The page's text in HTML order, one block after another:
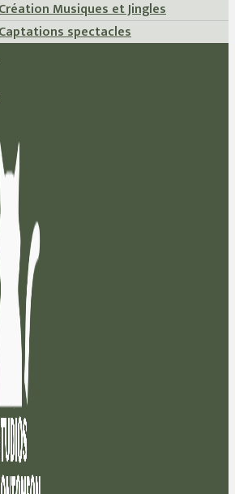
Musiques et Jingles
spectacles